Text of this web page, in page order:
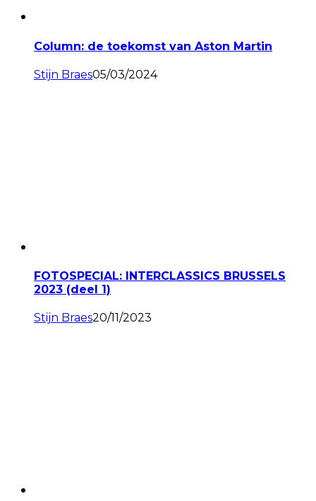
Column: de toekomst van Aston Martin
Stijn Braes05/03/2024
FOTOSPECIAL: INTERCLASSICS BRUSSELS
2023 (deel 1)
Stijn Braes20/11/2023